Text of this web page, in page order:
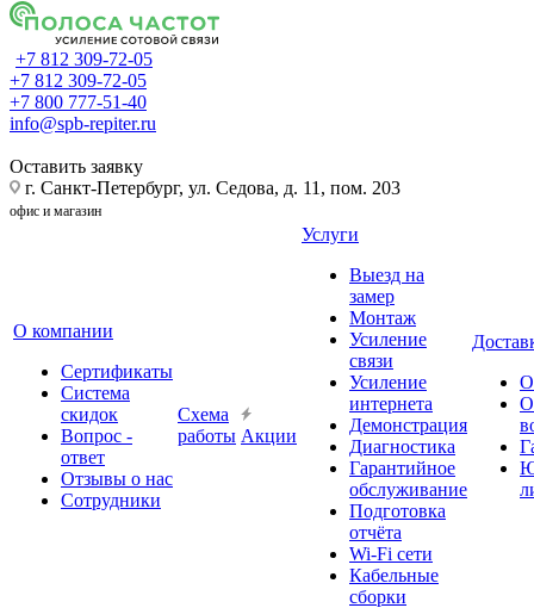
+7 812 309-72-05
+7 812 309-72-05
+7 800 777-51-40
info@spb-repiter.ru
Оставить заявку
г. Санкт-Петербург, ул. Седова, д. 11, пом. 203
офис и магазин
О компании
Сертификаты
Система
скидок
Вопрос -
ответ
Отзывы о нас
Сотрудники
Схема
работы Акции
Услуги
Выезд на
замер
Монтаж
Усиление
связи
Усиление
интернета
Демонстрация
Диагностика
Гарантийное
обслуживание
Подготовка
отчёта
Wi-Fi сети
Кабельные
сборки